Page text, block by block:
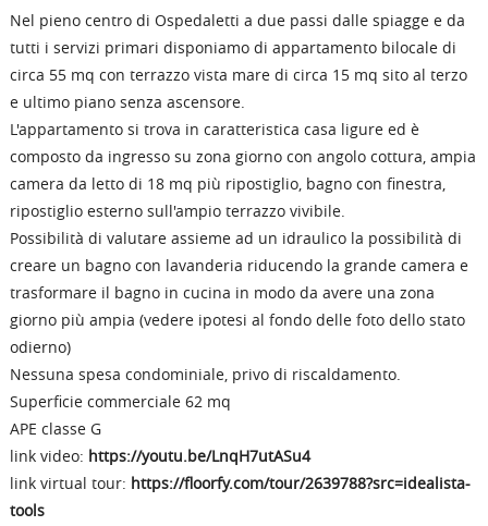
Nel pieno centro di Ospedaletti a due passi dalle spiagge e da
tutti i servizi primari disponiamo di appartamento bilocale di
circa 55 mq con terrazzo vista mare di circa 15 mq sito al terzo
e ultimo piano senza ascensore.
L'appartamento si trova in caratteristica casa ligure ed è
composto da ingresso su zona giorno con angolo cottura, ampia
camera da letto di 18 mq più ripostiglio, bagno con finestra,
ripostiglio esterno sull'ampio terrazzo vivibile.
Possibilità di valutare assieme ad un idraulico la possibilità di
creare un bagno con lavanderia riducendo la grande camera e
trasformare il bagno in cucina in modo da avere una zona
giorno più ampia (vedere ipotesi al fondo delle foto dello stato
odierno)
Nessuna spesa condominiale, privo di riscaldamento.
Superficie commerciale 62 mq
APE classe G
link video: https://youtu.be/LnqH7utASu4
link virtual tour: https://floorfy.com/tour/2639788?src=idealista-
tools